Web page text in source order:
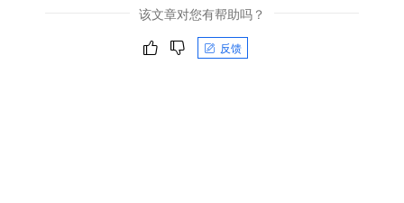
该文章对您有帮助吗？
反馈